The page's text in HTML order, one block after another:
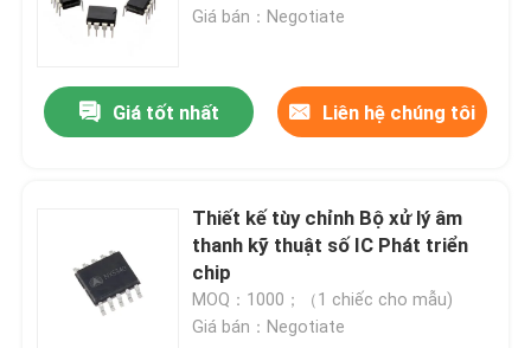
Giá bán：Negotiate
Giá tốt nhất Liên hệ chúng tôi
Thiết kế tùy chỉnh Bộ xử lý âm
thanh kỹ thuật số IC Phát triển
chip
MOQ：1000；（1 chiếc cho mẫu)
Giá bán：Negotiate